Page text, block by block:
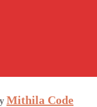
Mithila Code